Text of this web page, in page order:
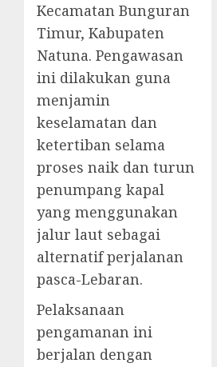
Kecamatan Bunguran
Timur, Kabupaten
Natuna. Pengawasan
ini dilakukan guna
menjamin
keselamatan dan
ketertiban selama
proses naik dan turun
penumpang kapal
yang menggunakan
jalur laut sebagai
alternatif perjalanan
pasca-Lebaran.
Pelaksanaan
pengamanan ini
berjalan dengan